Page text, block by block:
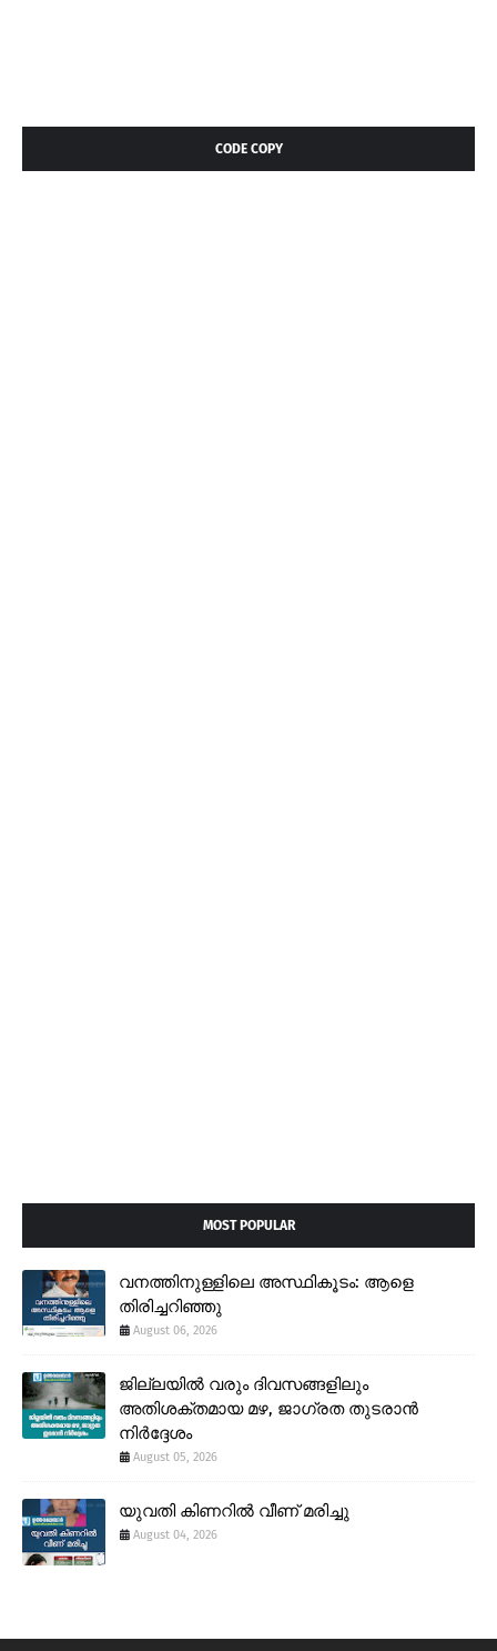
CODE COPY
MOST POPULAR
വനത്തിനുള്ളിലെ അസ്ഥികൂടം: ആളെ
തിരിച്ചറിഞ്ഞു
August 06, 2026
ജില്ലയിൽ വരും ദിവസങ്ങളിലും
അതിശക്തമായ മഴ, ജാഗ്രത തുടരാൻ
നിർദ്ദേശം
August 05, 2026
യുവതി കിണറിൽ വീണ് മരിച്ചു
August 04, 2026